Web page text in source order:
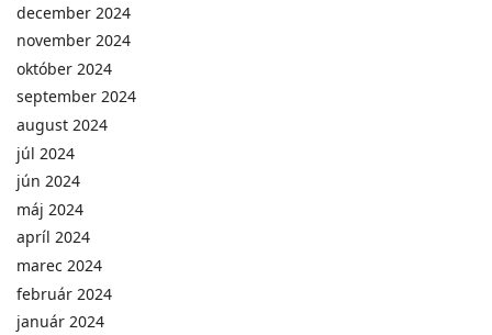
december 2024
november 2024
október 2024
september 2024
august 2024
júl 2024
jún 2024
máj 2024
apríl 2024
marec 2024
február 2024
január 2024